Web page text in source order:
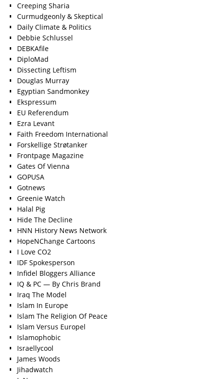
Creeping Sharia
Curmudgeonly & Skeptical
Daily Climate & Politics
Debbie Schlussel
DEBKAfile
DiploMad
Dissecting Leftism
Douglas Murray
Egyptian Sandmonkey
Ekspressum
EU Referendum
Ezra Levant
Faith Freedom International
Forskellige Strøtanker
Frontpage Magazine
Gates Of Vienna
GOPUSA
Gotnews
Greenie Watch
Halal Pig
Hide The Decline
HNN History News Network
HopeNChange Cartoons
I Love CO2
IDF Spokesperson
Infidel Bloggers Alliance
IQ & PC — By Chris Brand
Iraq The Model
Islam In Europe
Islam The Religion Of Peace
Islam Versus Europel
Islamophobic
Israellycool
James Woods
Jihadwatch